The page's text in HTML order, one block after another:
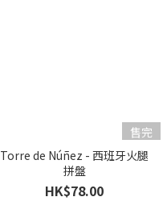
售完
Torre de Núñez - 西班牙火腿
拼盤
HK$78.00